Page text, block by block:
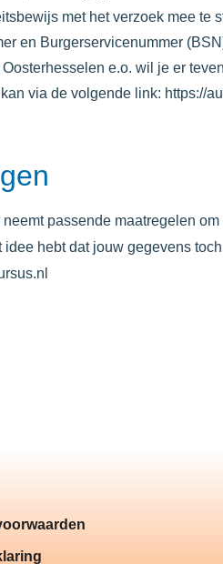
met het verzoek mee te
en Burgerservicenummer
e.o. wil je er
via de volgende link: https://
passende maatregelen
hebt dat jouw gegevens